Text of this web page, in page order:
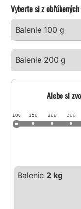
Vyberte si z
Balenie 100 g
Balenie 200 g
Alebo si
100 150 200 300
Balenie 2 kg